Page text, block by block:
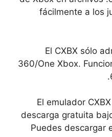
fácilmente a
El CXBX
360/One Xbox.
El emulador
descarga gratuita
Puedes